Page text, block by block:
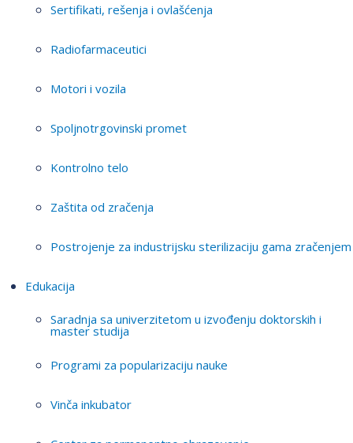
Sertifikati, rešenja i ovlašćenja
Radiofarmaceutici
Motori i vozila
Spoljnotrgovinski promet
Kontrolno telo
Zaštita od zračenja
Postrojenje za industrijsku sterilizaciju gama zračenjem
Edukacija
Saradnja sa univerzitetom u izvođenju doktorskih i
master studija
Programi za popularizaciju nauke
Vinča inkubator